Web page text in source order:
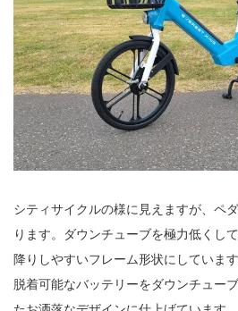
シティサイクルの様に見えますが、ペ
ります。ダウンチューブを極力低くし
降りしやすいフレーム形状にしています
脱着可能なバッテリーをダウンチュー